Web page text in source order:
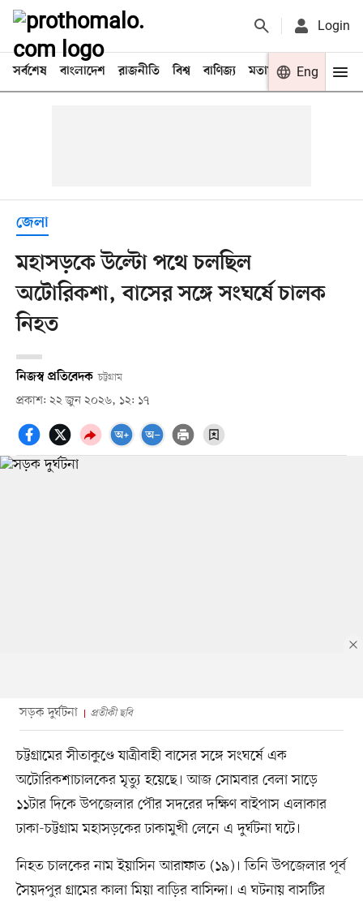
Login
সর্বশেষ বাংলাদেশ রাজনীতি বিশ্ব বাণিজ্য মতামত খেলা
Eng
জেলা
মহাসড়কে উল্টো পথে চলছিল
অটোরিকশা, বাসের সঙ্গে সংঘর্ষে চালক
নিহত
নিজস্ব প্রতিবেদক চট্টগ্রাম
প্রকাশ: ২২ জুন ২০২৬, ১২: ১৭
সড়ক দুর্ঘটনা প্রতীকী ছবি
চট্টগ্রামের সীতাকুণ্ডে যাত্রীবাহী বাসের সঙ্গে সংঘর্ষে এক
অটোরিকশাচালকের মৃত্যু হয়েছে। আজ সোমবার বেলা সাড়ে
১১টার দিকে উপজেলার পৌর সদরের দক্ষিণ বাইপাস এলাকার
ঢাকা-চট্টগ্রাম মহাসড়কের ঢাকামুখী লেনে এ দুর্ঘটনা ঘটে।
নিহত চালকের নাম ইয়াসিন আরাফাত (১৯)। তিনি উপজেলার পূর্ব
সৈয়দপুর গ্রামের কালা মিয়া বাড়ির বাসিন্দা। এ ঘটনায় বাসটির